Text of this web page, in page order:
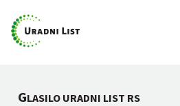
GLASILO URADNI LIST RS